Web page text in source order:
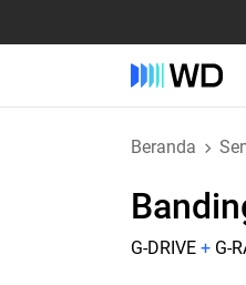
Beranda
G-DRIVE + G-